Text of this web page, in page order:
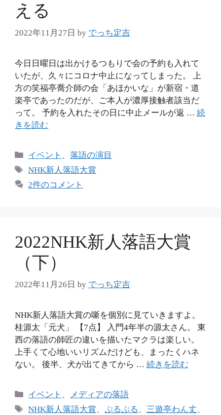
える
2022年11月27日 by でっち定吉
今日日曜日は出かけるつもりで会の予約も入れて
いたが、久々にコロナ中止になってしまった。 上
方の笑福亭喬介師の会「あほかいな」が新宿・道
楽亭であったのだが、ご本人が濃厚接触者該当だ
って。 予約を入れたその日に中止メールが返 … 続
きを読む
カ
テ
リ
イベント 、落語の演目
タ
グ
NHK新人落語大賞
2件のコメント
2022NHK新人落語大賞
（下）
2022年11月26日 by でっち定吉
NHK新人落語大賞の噺を個別に見ていきますよ。
桂源太「元犬」 【7点】 入門4年半の源太さん。 東
西の落語の師匠の違いを描いたマクラは楽しい。
上手くて心地いいリズムだけども、まったくハネ
ない。 後半、犬が出てきてから … 続きを読む
カ
テ
イベント 、 メディアの落語
タ
NHK新人落語大賞、ぷるぷる 、三遊亭わん丈、